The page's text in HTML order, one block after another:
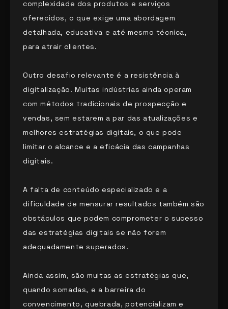
complexidade dos produtos e serviços
oferecidos, o que exige uma abordagem
detalhada, educativa e até mesmo técnica,
para atrair clientes.
Outro desafio relevante é a resistência à
digitalização. Muitas indústrias ainda operam
com métodos tradicionais de prospecção e
vendas, sem estarem a par das atualizações e
melhores estratégias digitais, o que pode
limitar o alcance e a eficácia das campanhas
digitais.
A falta de conteúdo especializado e a
dificuldade de mensurar resultados também são
obstáculos que podem comprometer o sucesso
das estratégias digitais se não forem
adequadamente superados.
Ainda assim, são muitas as estratégias que,
quando somadas, e a barreira do
convencimento, quebrada, potencializam e